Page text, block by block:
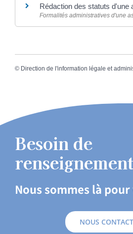
Rédaction des statuts d'une
Formalités administratives d'une
© Direction de l'information légale et
Besoin de
Nous sommes là
NOUS